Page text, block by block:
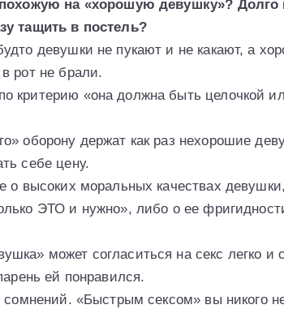
на «хорошую девушку»? Долго
тащить в постель?
девушки не пукают и не какают, а
рот не брали.
критерию «она должна быть целочкой
оборону держат как раз нехорошие
себе цену.
о высоких моральных качествах
ЭТО и нужно», либо о ее
может согласиться на секс легко и
ей понравился.
«Быстрым сексом» вы никого